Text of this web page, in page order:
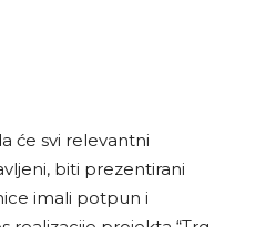
će svi relevantni
biti prezentirani
imali potpun i